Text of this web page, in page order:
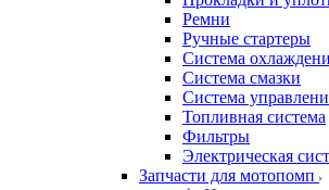
Ремни
Ручные стартеры
Система
Система смазки
Система
Топливная система
Фильтры
Электрическая
Запчасти для мотопомп